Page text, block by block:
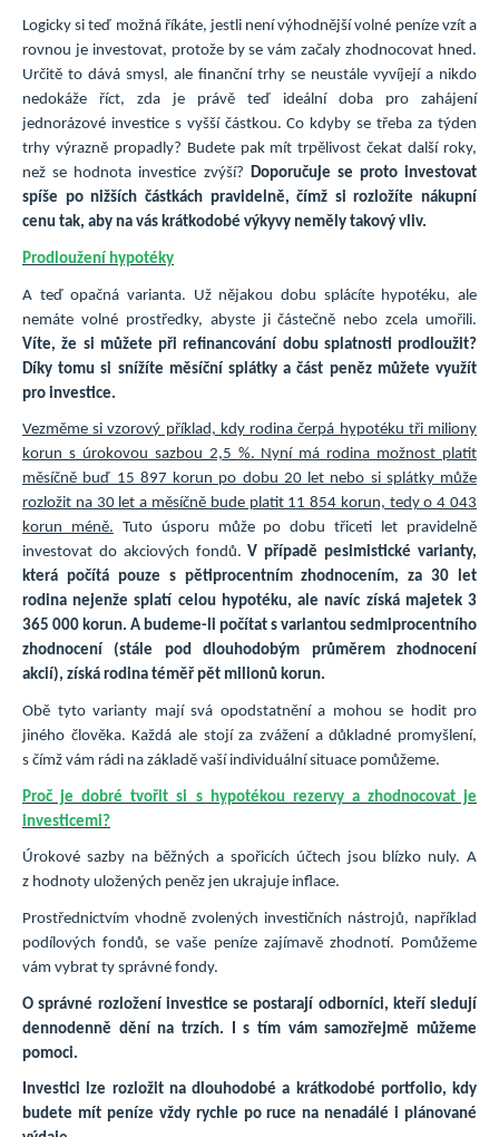
Logicky si teď možná říkáte, jestli není výhodnější volné peníze vzít a
rovnou je investovat, protože by se vám začaly zhodnocovat hned.
Určitě to dává smysl, ale finanční trhy se neustále vyvíjejí a nikdo
nedokáže říct, zda je právě teď ideální doba pro zahájení
jednorázové investice s vyšší částkou. Co kdyby se třeba za týden
trhy výrazně propadly? Budete pak mít trpělivost čekat další roky,
než se hodnota investice zvýší? Doporučuje se proto investovat
spíše po nižších částkách pravidelně, čímž si rozložíte nákupní
cenu tak, aby na vás krátkodobé výkyvy neměly takový vliv.
Prodloužení hypotéky
A teď opačná varianta. Už nějakou dobu splácíte hypotéku, ale
nemáte volné prostředky, abyste ji částečně nebo zcela umořili.
Víte, že si můžete při refinancování dobu splatnosti prodloužit?
Díky tomu si snížíte měsíční splátky a část peněz můžete využít
pro investice.
Vezměme si vzorový příklad, kdy rodina čerpá hypotéku tři miliony
korun s úrokovou sazbou 2,5 %. Nyní má rodina možnost platit
měsíčně buď 15 897 korun po dobu 20 let nebo si splátky může
rozložit na 30 let a měsíčně bude platit 11 854 korun, tedy o 4 043
korun méně. Tuto úsporu může po dobu třiceti let pravidelně
investovat do akciových fondů.V případě pesimistické varianty,
která počítá pouze s pětiprocentním zhodnocením, za 30 let
rodina nejenže splatí celou hypotéku, ale navíc získá majetek 3
365 000 korun. A budeme-li počítat s variantou sedmiprocentního
zhodnocení (stále pod dlouhodobým průměrem zhodnocení
akcií), získá rodina téměř pět milionů korun.
Obě tyto varianty mají svá opodstatnění a mohou se hodit pro
jiného člověka. Každá ale stojí za zvážení a důkladné promyšlení,
s čímž vám rádi na základě vaší individuální situace pomůžeme.
Proč je dobré tvořit si s hypotékou rezervy a zhodnocovat je
investicemi?
Úrokové sazby na běžných a spořicích účtech jsou blízko nuly. A
z hodnoty uložených peněz jen ukrajuje inflace.
Prostřednictvím vhodně zvolených investičních nástrojů, například
podílových fondů, se vaše peníze zajímavě zhodnotí. Pomůžeme
vám vybrat ty správné fondy.
O správné rozložení investice se postarají odborníci, kteří sledují
dennodenně dění na trzích. I s tím vám samozřejmě můžeme
pomoci.
Investici lze rozložit na dlouhodobé a krátkodobé portfolio, kdy
budete mít peníze vždy rychle po ruce na nenadálé i plánované